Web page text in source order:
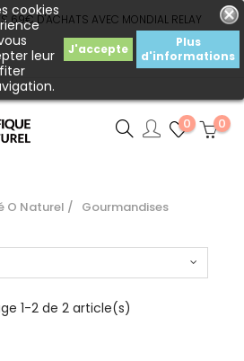
69€ D'ACHATS AVEC MONDIAL RELAY
0 0
cookies
leur
J'accepte
Plus
d'informations
O Naturel Gourmandises
1-2 de 2 article(s)